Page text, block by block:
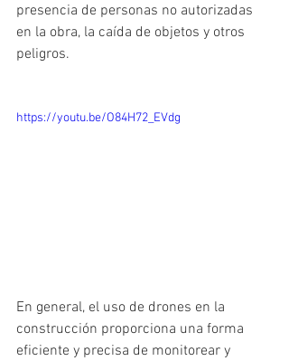
presencia de personas no autorizadas
en la obra, la caída de objetos y otros
peligros.
https://youtu.be/O84H72_EVdg
En general, el uso de drones en la
construcción proporciona una forma
eficiente y precisa de monitorear y